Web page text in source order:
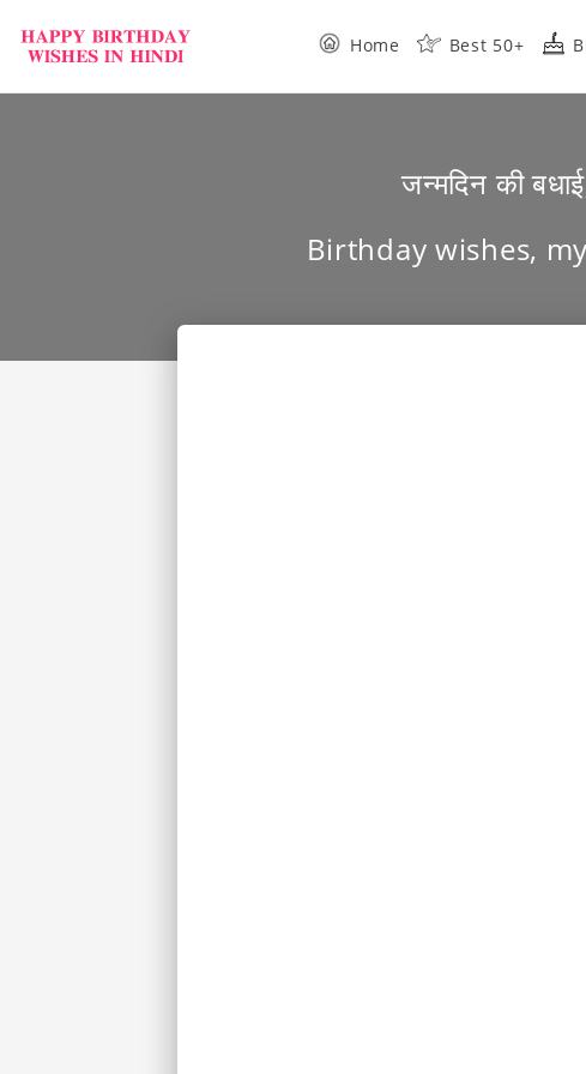
Home Best 50+
जन्मदिन की
Birthday wishes,